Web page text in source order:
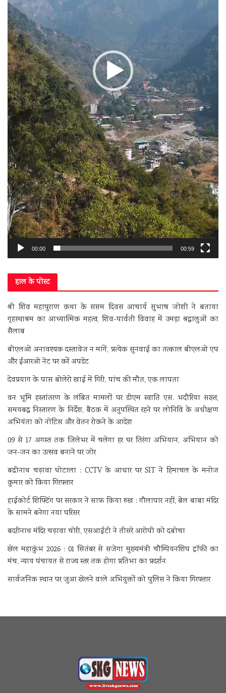
00:00 00:59
हाल के पोस्ट
श्री शिव महापुराण कथा के सप्तम दिवस आचार्य सुभाष जोशी ने बताया
गृहस्थाश्रम का आध्यात्मिक महत्व, शिव-पार्वती विवाह में उमड़ा श्रद्धालुओं का
सैलाब
बीएलओ अनावश्यक दस्तावेज न मांगें, प्रत्येक सुनवाई का तत्काल बीएलओ एप
और ईआरओ नेट पर करें अपडेट
देवप्रयाग के पास बोलेरो खाई में गिरी, पांच की मौत, एक लापता
वन भूमि हस्तांतरण के लंबित मामलों पर डीएम स्वाति एस. भदौरिया सख्त,
समयबद्ध निस्तारण के निर्देश, बैठक में अनुपस्थित रहने पर लोनिवि के अधीक्षण
अभियंता को नोटिस और वेतन रोकने के आदेश
09 से 17 अगस्त तक जिलेभर में चलेगा हर घर तिरंगा अभियान, अभियान को
जन-जन का उत्सव बनाने पर जोर
बद्रीनाथ चढ़ावा घोटाला : CCTV के आधार पर SIT ने हिमाचल के मनोज
कुमार को किया गिरफ्तार
हाईकोर्ट शिफ्टिंग पर सरकार ने साफ किया रुख : गौलापार नहीं, बेल बाबा मंदिर
के सामने बनेगा नया परिसर
बदरीनाथ मंदिर चढ़ावा चोरी, एसआईटी ने तीसरे आरोपी को दबोचा
खेल महाकुंभ 2026 : 01 सितंबर से सजेगा मुख्यमंत्री चौम्पियनशिप ट्रॉफी का
मंच, न्याय पंचायत से राज्य स्तर तक होगा प्रतिभा का प्रदर्शन
सार्वजनिक स्थान पर जुआ खेलने वाले अभियुक्तों को पुलिस ने किया गिरफ्तार